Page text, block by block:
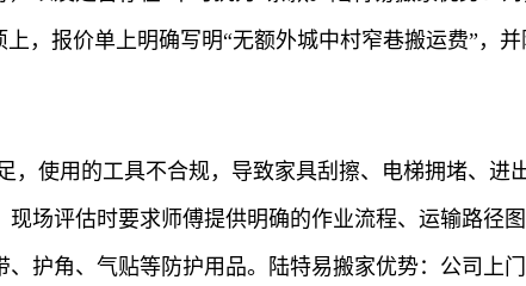
，报价单上明确写明“无额外城中村窄巷搬运费”，
使用的工具不合规，导致家具刮擦、电梯拥堵、
场评估时要求师傅提供明确的作业流程、运输路径
护角、气贴等防护用品。陆特易搬家优势：公司上